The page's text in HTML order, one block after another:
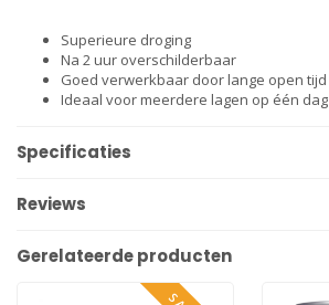
Superieure droging
Na 2 uur overschilderbaar
Goed verwerkbaar door lange open tijd
Ideaal voor meerdere lagen op één dag
Specificaties
Reviews
Gerelateerde producten